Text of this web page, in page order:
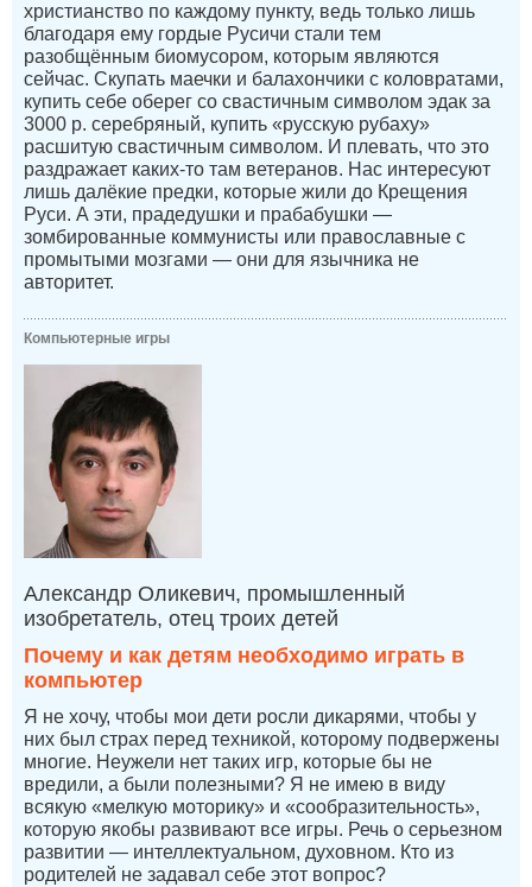
христианство по каждому пункту, ведь только лишь
благодаря ему гордые Русичи стали тем
разобщённым биомусором, которым являются
сейчас. Скупать маечки и балахончики с коловратами,
купить себе оберег со свастичным символом эдак за
3000 р. серебряный, купить «русскую рубаху»
расшитую свастичным символом. И плевать, что это
раздражает каких-то там ветеранов. Нас интересуют
лишь далёкие предки, которые жили до Крещения
Руси. А эти, прадедушки и прабабушки —
зомбированные коммунисты или православные с
промытыми мозгами — они для язычника не
авторитет.
Компьютерные игры
Александр Оликевич, промышленный
изобретатель, отец троих детей
Почему и как детям необходимо играть в
компьютер
Я не хочу, чтобы мои дети росли дикарями, чтобы у
них был страх перед техникой, которому подвержены
многие. Неужели нет таких игр, которые бы не
вредили, а были полезными? Я не имею в виду
всякую «мелкую моторику» и «сообразительность»,
которую якобы развивают все игры. Речь о серьезном
развитии — интеллектуальном, духовном. Кто из
родителей не задавал себе этот вопрос?